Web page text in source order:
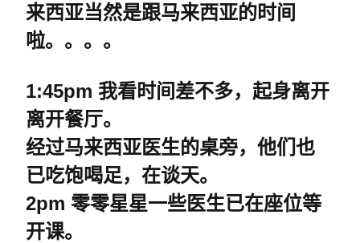
来西亚当然是跟马来西亚的时间
啦。。。。
1:45pm 我看时间差不多，起身离开
离开餐厅。
经过马来西亚医生的桌旁，他们也
已吃饱喝足，在谈天。
2pm 零零星星一些医生已在座位等
开课。